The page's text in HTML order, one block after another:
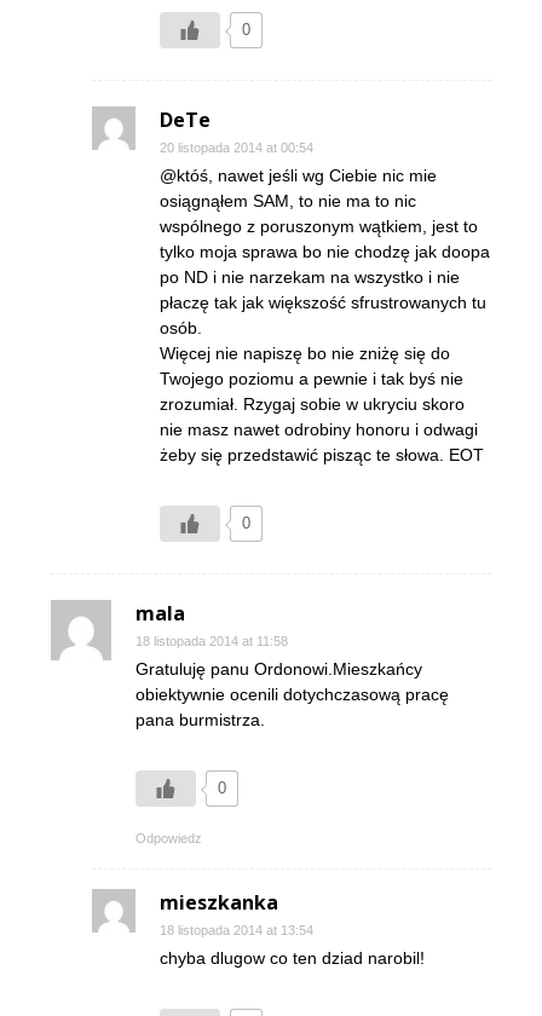
0
DeTe
20 listopada 2014 at 00:54
@któś, nawet jeśli wg Ciebie nic mie
osiągnąłem SAM, to nie ma to nic
wspólnego z poruszonym wątkiem, jest to
tylko moja sprawa bo nie chodzę jak doopa
po ND i nie narzekam na wszystko i nie
płaczę tak jak większość sfrustrowanych tu
osób.
Więcej nie napiszę bo nie zniżę się do
Twojego poziomu a pewnie i tak byś nie
zrozumiał. Rzygaj sobie w ukryciu skoro
nie masz nawet odrobiny honoru i odwagi
żeby się przedstawić pisząc te słowa. EOT
0
mala
18 listopada 2014 at 11:58
Gratuluję panu Ordonowi.Mieszkańcy
obiektywnie ocenili dotychczasową pracę
pana burmistrza.
0
Odpowiedz
mieszkanka
18 listopada 2014 at 13:54
chyba dlugow co ten dziad narobil!